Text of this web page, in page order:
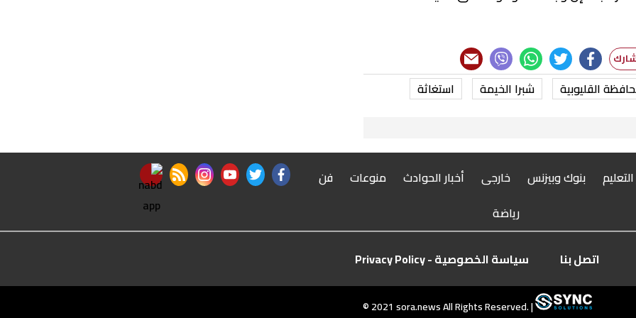
القليوبية شبرا الخيمة استغاثة
بنوك وبيزنس خارجى أخبار الحوادث منوعات
فن
رياضة
facebook
twitter
youtube
instagram
rss feed
nabd app
اتصل بنا سياسة الخصوصية - Privacy Policy
© 2021 sora.news All Rights Reserved. |